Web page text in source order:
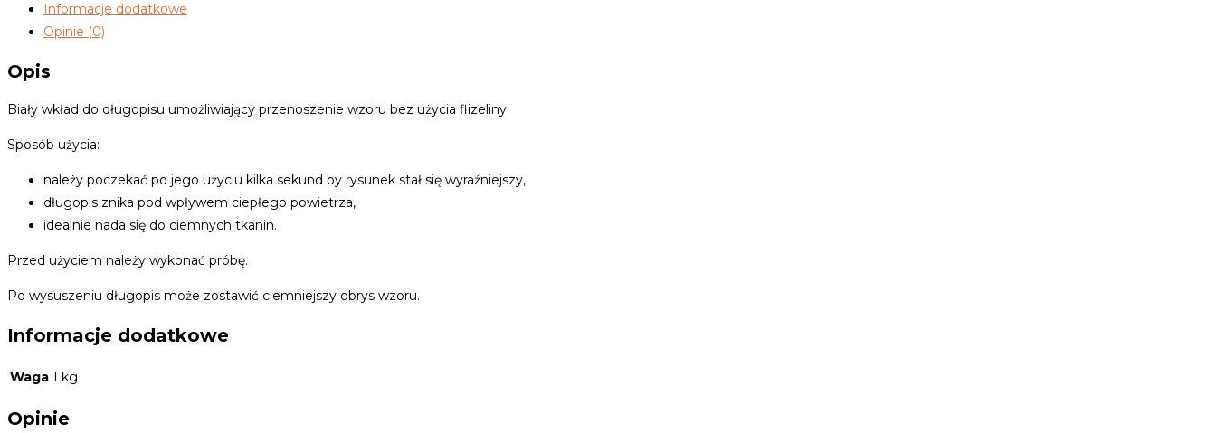
Informacje dodatkowe
Opinie (0)
Opis
Biały wkład do długopisu umożliwiający przenoszenie wzoru bez użycia flizeliny.
Sposób użycia:
należy poczekać po jego użyciu kilka sekund by rysunek stał się wyraźniejszy,
długopis znika pod wpływem ciepłego powietrza,
idealnie nada się do ciemnych tkanin.
Przed użyciem należy wykonać próbę.
Po wysuszeniu długopis może zostawić ciemniejszy obrys wzoru.
Informacje dodatkowe
Waga 1 kg
Opinie